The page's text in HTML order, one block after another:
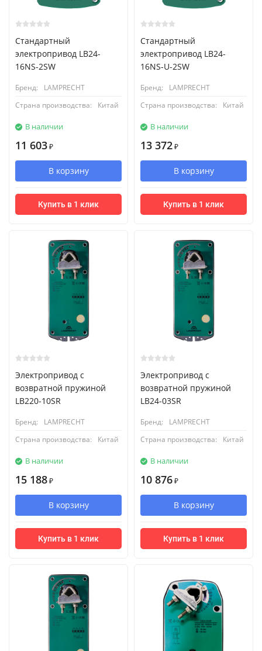
Стандартный
электропривод LB24-
16NS-2SW
Бренд:
LAMPRECHT
Страна производства:
Китай
В наличии
11 603 ₽
В корзину
Купить в 1 клик
Стандартный
электропривод LB24-
16NS-U-2SW
Бренд:
LAMPRECHT
Страна производства:
Китай
В наличии
13 372 ₽
В корзину
Купить в 1 клик
Электропривод с
возвратной пружиной
LB220-10SR
Бренд:
LAMPRECHT
Страна производства:
Китай
В наличии
15 188 ₽
В корзину
Купить в 1 клик
Электропривод с
возвратной пружиной
LB24-03SR
Бренд:
LAMPRECHT
Страна производства:
Китай
В наличии
10 876 ₽
В корзину
Купить в 1 клик